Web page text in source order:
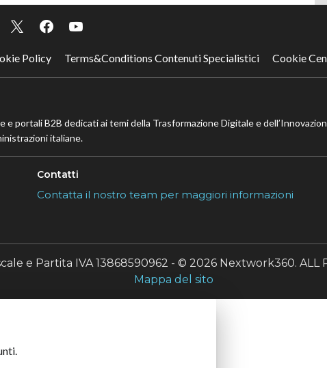
Policy Terms&Conditions Contenuti Specialistici Cookie
portali B2B dedicati ai temi della Trasformazione Digitale e
italiane.
Contatti
Contatta il nostro team per maggiori informazioni
e Partita IVA 13868590962 - © 2026 Nextwork360. ALL
Mappa del sito